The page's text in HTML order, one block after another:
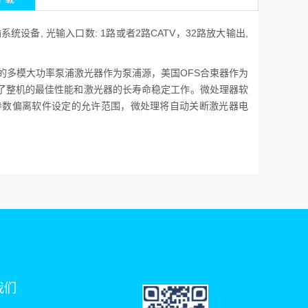
统设备, 光输入口数: 1路或者2路CATV，32路放大输出,
模大功率泵浦激光器作为泵浦源，美国OFS合束器作为
机的最佳性能和激光器的长寿命稳定工作。微处理器软
偏离软件设定的允许范围，微处理将自动关断激光器电